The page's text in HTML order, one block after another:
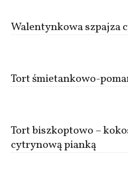
Walentynkowa szpajza
Tort śmietankowo-
Tort biszkoptowo –
cytrynową pianką